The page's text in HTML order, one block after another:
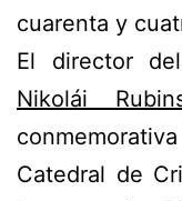
cuarenta y
El director
Nikolái
Catedral de